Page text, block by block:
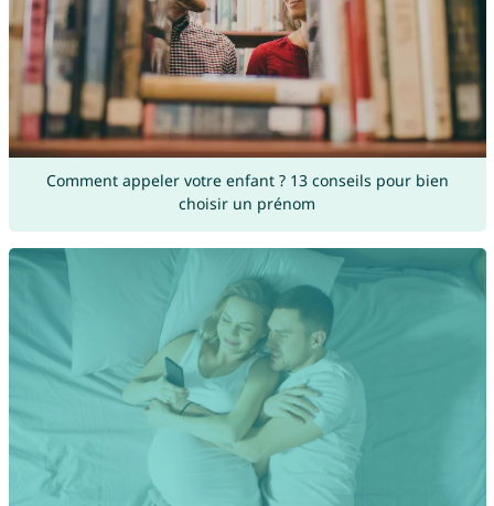
Comment appeler votre enfant ? 13 conseils pour bien
choisir un prénom